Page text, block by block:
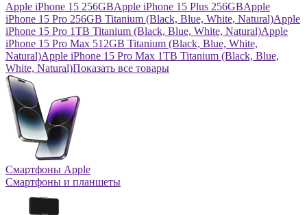
Apple iPhone 15 256GBApple iPhone 15 Plus 256GBApple
iPhone 15 Pro 256GB Titanium (Black, Blue, White, Natural)Apple
iPhone 15 Pro 1TB Titanium (Black, Blue, White, Natural)Apple
iPhone 15 Pro Max 512GB Titanium (Black, Blue, White,
Natural)Apple iPhone 15 Pro Max 1TB Titanium (Black, Blue,
White, Natural)Показать все товары
Смартфоны Apple
Смартфоны и планшеты